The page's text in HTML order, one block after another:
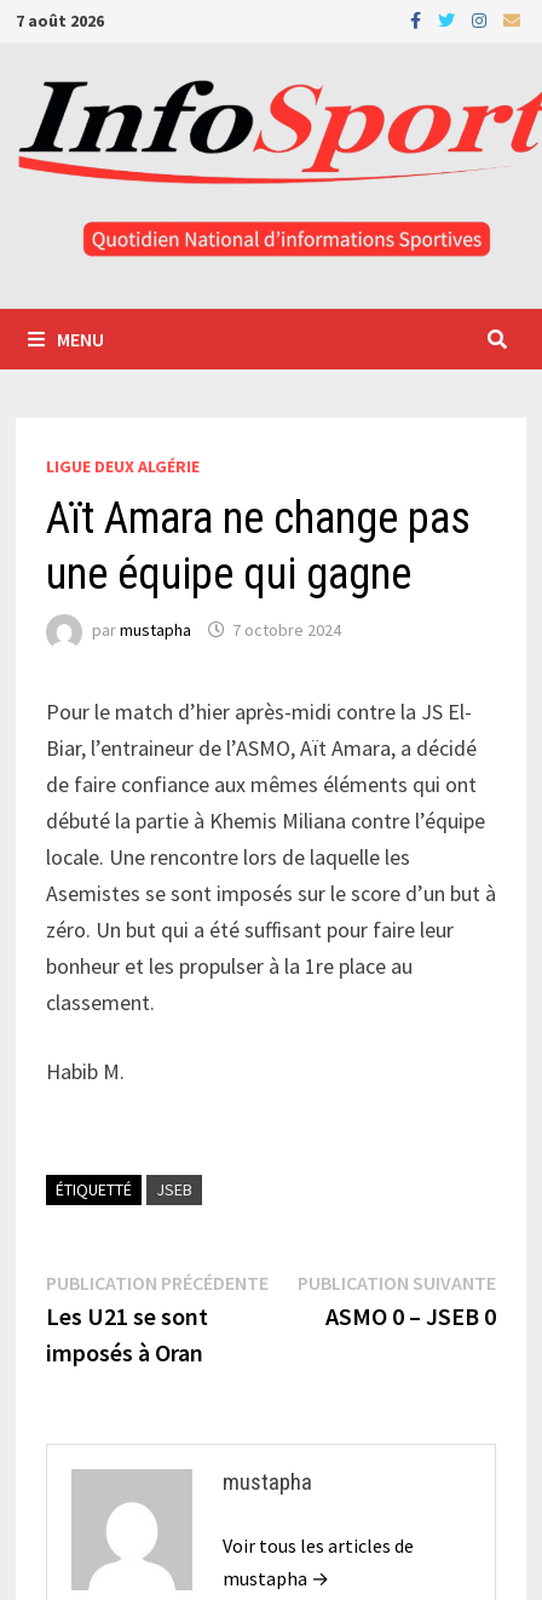
Passer
contenu
7 août 2026
MENU
LIGUE DEUX ALGÉRIE
Aït Amara ne change pas
une équipe qui gagne
parmustapha 7 octobre 2024
Pour le match d’hier après-midi contre la JS El-
Biar, l’entraineur de l’ASMO, Aït Amara, a décidé
de faire confiance aux mêmes éléments qui ont
débuté la partie à Khemis Miliana contre l’équipe
locale. Une rencontre lors de laquelle les
Asemistes se sont imposés sur le score d’un but à
zéro. Un but qui a été suffisant pour faire leur
bonheur et les propulser à la 1re place au
classement.
Habib M.
ÉTIQUETTÉ JSEB
Navigation
de
l’article
PUBLICATION PRÉCÉDENTEPublication
précédente :
Les U21 se sont
imposés à Oran
PUBLICATION SUIVANTE
ASMO 0 – JSEB 0
mustapha
Voir tous les articles de
mustapha →